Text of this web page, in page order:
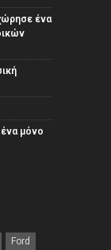
ένα
μόνο
Ford